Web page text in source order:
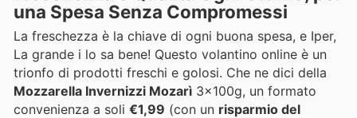
una Spesa Senza Compromessi
La freschezza è la chiave di ogni buona spesa, e Iper,
La grande i lo sa bene! Questo volantino online è un
trionfo di prodotti freschi e golosi. Che ne dici della
Mozzarella Invernizzi Mozarì 3x100g, un formato
convenienza a soli €1,99 (con un risparmio del